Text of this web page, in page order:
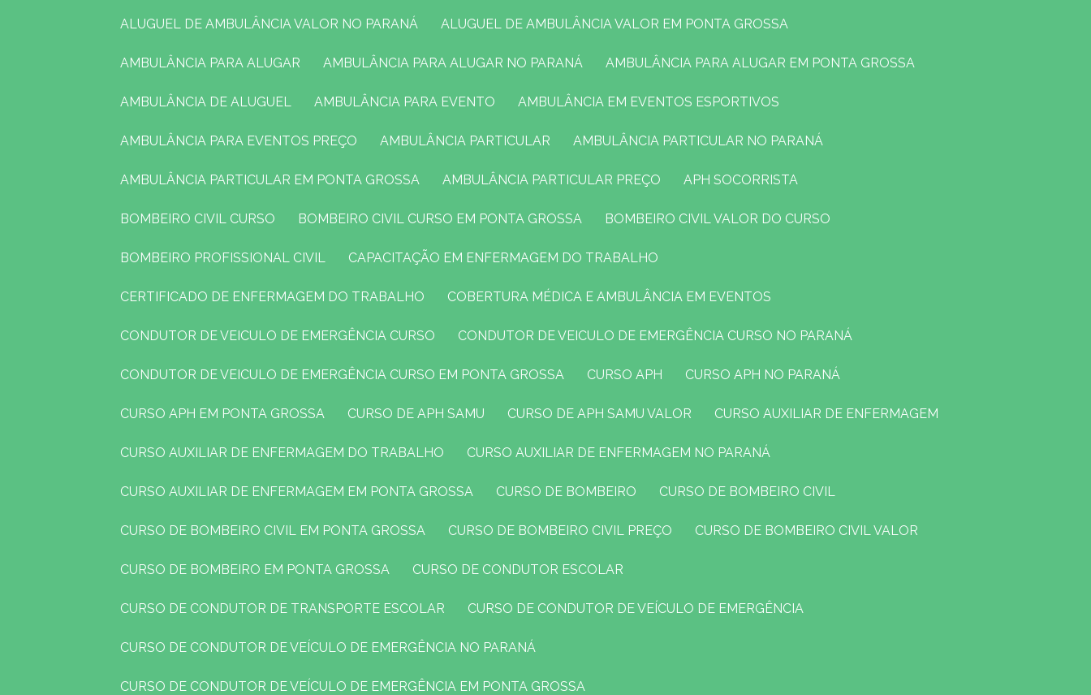
ALUGUEL DE AMBULÂNCIA VALOR NO PARANÁ ALUGUEL DE AMBULÂNCIA VALOR EM PONTA GROSSA
AMBULÂNCIA PARA ALUGAR AMBULÂNCIA PARA ALUGAR NO PARANÁ AMBULÂNCIA PARA ALUGAR EM PONTA GROSSA
AMBULÂNCIA DE ALUGUEL AMBULÂNCIA PARA EVENTO AMBULÂNCIA EM EVENTOS ESPORTIVOS
AMBULÂNCIA PARA EVENTOS PREÇO AMBULÂNCIA PARTICULAR AMBULÂNCIA PARTICULAR NO PARANÁ
AMBULÂNCIA PARTICULAR EM PONTA GROSSA AMBULÂNCIA PARTICULAR PREÇO APH SOCORRISTA
BOMBEIRO CIVIL CURSO BOMBEIRO CIVIL CURSO EM PONTA GROSSA BOMBEIRO CIVIL VALOR DO CURSO
BOMBEIRO PROFISSIONAL CIVIL CAPACITAÇÃO EM ENFERMAGEM DO TRABALHO
CERTIFICADO DE ENFERMAGEM DO TRABALHO COBERTURA MÉDICA E AMBULÂNCIA EM EVENTOS
CONDUTOR DE VEICULO DE EMERGÊNCIA CURSO CONDUTOR DE VEICULO DE EMERGÊNCIA CURSO NO PARANÁ
CONDUTOR DE VEICULO DE EMERGÊNCIA CURSO EM PONTA GROSSA CURSO APH CURSO APH NO PARANÁ
CURSO APH EM PONTA GROSSA CURSO DE APH SAMU CURSO DE APH SAMU VALOR CURSO AUXILIAR DE ENFERMAGEM
CURSO AUXILIAR DE ENFERMAGEM DO TRABALHO CURSO AUXILIAR DE ENFERMAGEM NO PARANÁ
CURSO AUXILIAR DE ENFERMAGEM EM PONTA GROSSA CURSO DE BOMBEIRO CURSO DE BOMBEIRO CIVIL
CURSO DE BOMBEIRO CIVIL EM PONTA GROSSA CURSO DE BOMBEIRO CIVIL PREÇO CURSO DE BOMBEIRO CIVIL VALOR
CURSO DE BOMBEIRO EM PONTA GROSSA CURSO DE CONDUTOR ESCOLAR
CURSO DE CONDUTOR DE TRANSPORTE ESCOLAR CURSO DE CONDUTOR DE VEÍCULO DE EMERGÊNCIA
CURSO DE CONDUTOR DE VEÍCULO DE EMERGÊNCIA NO PARANÁ
CURSO DE CONDUTOR DE VEÍCULO DE EMERGÊNCIA EM PONTA GROSSA